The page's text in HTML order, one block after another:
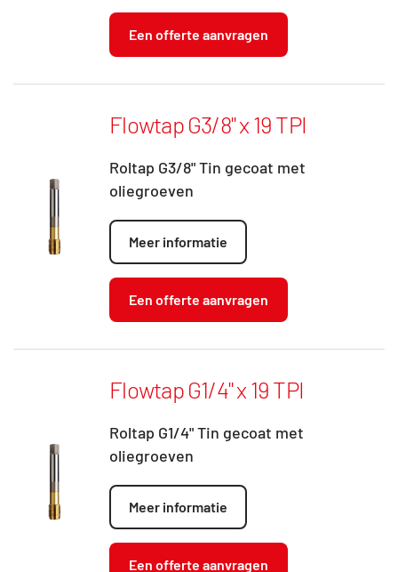
Een offerte aanvragen
Flowtap G3/8" x 19 TPI
Roltap G3/8" Tin gecoat met
oliegroeven
Meer informatie
Een offerte aanvragen
Flowtap G1/4" x 19 TPI
Roltap G1/4" Tin gecoat met
oliegroeven
Meer informatie
Een offerte aanvragen